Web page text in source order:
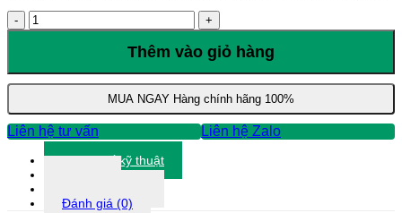
Khởi
Động
3RW4435-
6BC44
lượng
Thêm vào giỏ hàng
MUA NGAY Hàng chính hãng 100%
Liên hệ tư vấn Liên hệ Zalo
Thông số kỹ thuật
Đánh giá (0)